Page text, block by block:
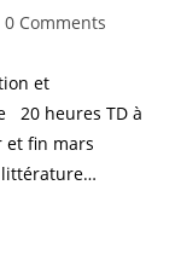
0 Comments
et
20 heures TD à
et fin mars
littérature…